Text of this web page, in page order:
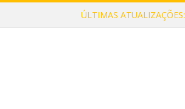
ÚLTIMAS ATUALIZAÇÕES: